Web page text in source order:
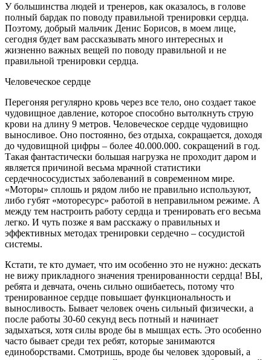
У большинства людей и тренеров, как оказалось, в голове
полный бардак по поводу правильной тренировки сердца.
Поэтому, добрый мальчик Денис Борисов, в моем лице,
сегодня будет вам рассказывать много интересных и
жизненно важных вещей по поводу правильной и не
правильной тренировки сердца.
Человеческое сердце
Перегоняя регулярно кровь через все тело, оно создает такое
чудовищное давление, которое способно вытолкнуть струю
крови на длину 9 метров. Человеческое сердце чудовищно
выносливое. Оно постоянно, без отдыха, сокращается, доходя
до чудовищной цифры – более 40.000.000. сокращений в год.
Такая фантастически большая нагрузка не проходит даром и
является причиной весьма мрачной статистики
сердечнососудистых заболеваний в современном мире.
«Моторы» сплошь и рядом либо не правильно используют,
либо губят «моторесурс» работой в неправильном режиме. А
между тем настроить работу сердца и тренировать его весьма
легко. И чуть позже я вам расскажу о правильных и
эффективных методах тренировки сердечно – сосудистой
системы.
Кстати, те кто думает, что им особенно это не нужно: дескать
не вижу прикладного значения тренированности сердца! ВЫ,
ребята и девчата, очень сильно ошибаетесь, потому что
тренированное сердце повышает функциональность и
выносливость. Бывает человек очень сильный физически, а
после работы 30-60 секунд весь потный и начинает
задыхаться, хотя силы вроде бы в мышцах есть. Это особенно
часто бывает среди тех ребят, которые занимаются
единоборствами. Смотришь, вроде бы человек здоровый, а